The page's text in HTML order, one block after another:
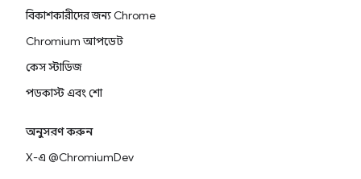
বিকাশকারীদের জন্য Chrome
Chromium আপডেট
কেস স্টাডিজ
পডকাস্ট এবং শো
অনুসরণ করুন
X-এ @ChromiumDev